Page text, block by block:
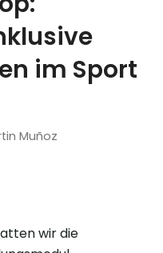
im Sport
Muñoz
wir die